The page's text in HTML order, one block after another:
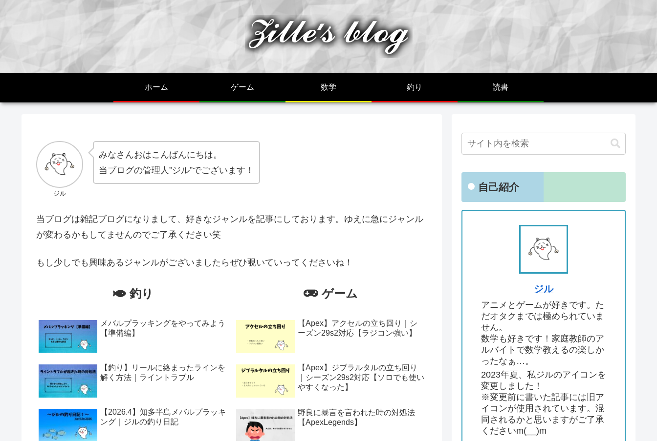
ホーム ゲーム 数学 釣り 読書
ジル
みなさんおはこんばんにちは。
当ブログの管理人”ジル”でございます！
当ブログは雑記ブログになりまして、好きなジャンルを記事にしております。ゆえに急にジャンル
が変わるかもしてませんのでご了承ください笑
もし少しでも興味あるジャンルがございましたらぜひ覗いていってくださいね！
釣り
メバルプラッキングをやってみよう
【準備編】
【釣り】リールに絡まったラインを
解く方法｜ライントラブル
【2026.4】知多半島メバルプラッキ
ング｜ジルの釣り日記
ゲーム
【Apex】アクセルの立ち回り｜シ
ーズン29s2対応【ラジコン強い】
【Apex】ジブラルタルの立ち回り
｜シーズン29s2対応【ソロでも使い
やすくなった】
野良に暴言を言われた時の対処法
【ApexLegends】
自己紹介
ジル
アニメとゲームが好きです。た
だオタクまでは極められていま
せん。
数学も好きです！家庭教師のア
ルバイトで数学教えるの楽しか
ったなぁ…。
2023年夏、私ジルのアイコンを
変更しました！
※変更前に書いた記事には旧ア
イコンが使用されています。混
同されるかと思いますがご了承
くださいm(__)m